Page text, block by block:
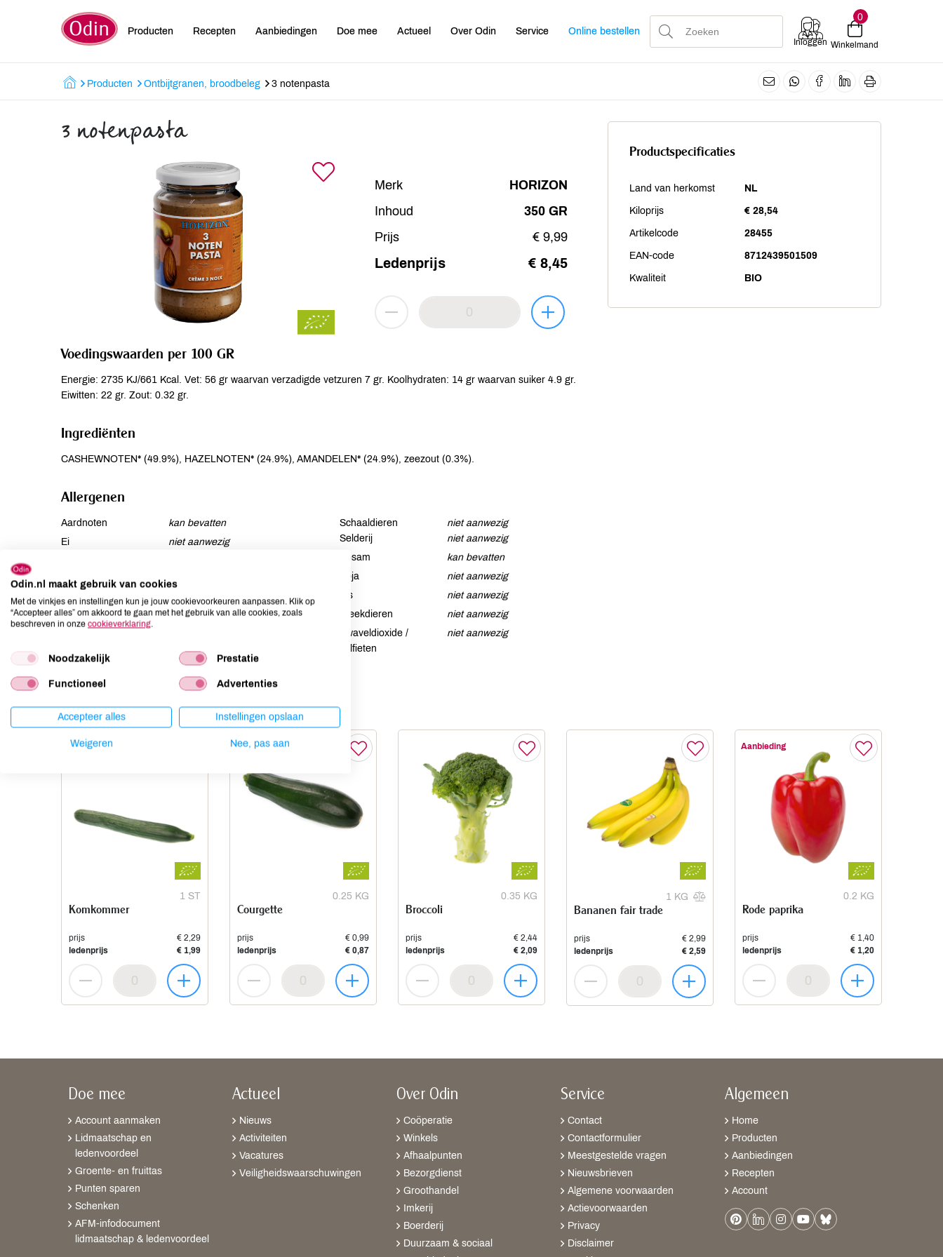
Producten Recepten Aanbiedingen Doe mee Actueel Over Odin Service Online bestellen
Inloggen
0
Winkelmand
Producten Ontbijtgranen, broodbeleg 3 notenpasta
3 notenpasta
Merk
HORIZON
Inhoud
350 GR
Prijs
€ 9,99
Ledenprijs € 8,45
Voedingswaarden per 100 GR
Energie: 2735 KJ/661 Kcal. Vet: 56 gr waarvan verzadigde vetzuren 7 gr. Koolhydraten: 14 gr waarvan suiker 4.9 gr.
Eiwitten: 22 gr. Zout: 0.32 gr.
Ingrediënten
CASHEWNOTEN* (49.9%), HAZELNOTEN* (24.9%), AMANDELEN* (24.9%), zeezout (0.3%).
Allergenen
Aardnoten
kan bevatten
Ei
niet aanwezig
Lactose
niet aanwezig
Lupine
niet aanwezig
Mosterd
niet aanwezig
Schaaldieren
niet aanwezig
Selderij
niet aanwezig
Sesam
kan bevatten
Soja
niet aanwezig
Vis
niet aanwezig
Weekdieren
niet aanwezig
Zwaveldioxide /
sulfieten
niet aanwezig
Productspecificaties
Land van herkomst NL
Kiloprijs € 28,54
Artikelcode 28455
EAN-code 8712439501509
Kwaliteit BIO
1 ST
Komkommer
prijs
€ 2,29
ledenprijs
€ 1,99
0.25 KG
Courgette
prijs
€ 0,99
ledenprijs
€ 0,87
0.35 KG
Broccoli
prijs
€ 2,44
ledenprijs
€ 2,09
1 KG
Bananen fair trade
prijs
€ 2,99
ledenprijs
€ 2,59
Aanbieding
0.2 KG
Rode paprika
prijs
€ 1,40
ledenprijs
€ 1,20
Doe mee
Account aanmaken
Lidmaatschap en
ledenvoordeel
Groente- en fruittas
Punten sparen
Schenken
AFM-infodocument
lidmaatschap & ledenvoordeel
Actueel
Nieuws
Activiteiten
Vacatures
Veiligheidswaarschuwingen
Over Odin
Coöperatie
Winkels
Afhaalpunten
Bezorgdienst
Groothandel
Imkerij
Boerderij
Duurzaam & sociaal
Service
Contact
Contactformulier
Meestgestelde vragen
Nieuwsbrieven
Algemene voorwaarden
Actievoorwaarden
Privacy
Disclaimer
Algemeen
Home
Producten
Aanbiedingen
Recepten
Account
Odin.nl maakt gebruik van cookies
Met de vinkjes en instellingen kun je jouw cookievoorkeuren aanpassen. Klik op
“Accepteer alles” om akkoord te gaan met het gebruik van alle cookies, zoals
beschreven in onze cookieverklaring.
Noodzakelijk Prestatie
Functioneel Advertenties
Accepteer alles Instellingen opslaan
Weigeren Nee, pas aan